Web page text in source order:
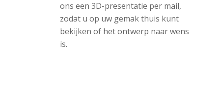
ons een 3D-presentatie per mail,
zodat u op uw gemak thuis kunt
bekijken of het ontwerp naar wens
is.